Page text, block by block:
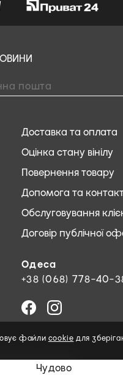
Одеса
+38 (068) 778-40-
Доставка та оплата
Оцінка стану вінілу
Повернення товару
Допомога та
Обслуговування
Договір публічної
права захищені.
файли cookie для
Чудово